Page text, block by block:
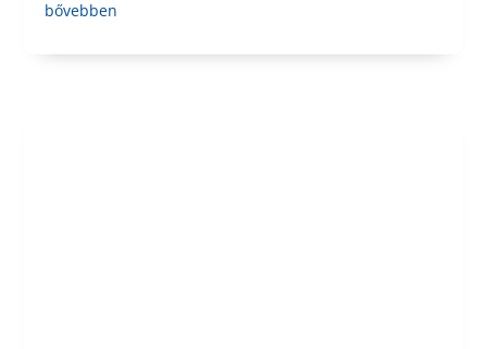
bővebben